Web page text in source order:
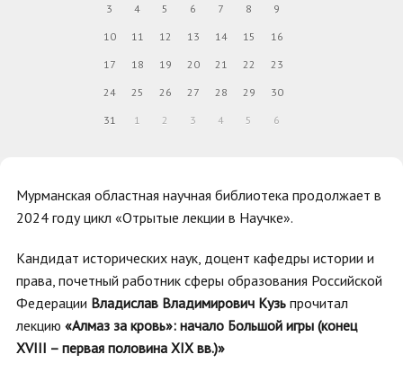
Мурманская областная научная библиотека продолжает в
2024 году цикл «Отрытые лекции в Научке».
Кандидат исторических наук, доцент кафедры истории и
права, почетный работник сферы образования Российской
Федерации Владислав Владимирович Кузь прочитал
лекцию «Алмаз за кровь»: начало Большой игры (конец
XVIII – первая половина XIX вв.)»
3 4 5 6 7 8 9
10 11 12 13 14 15 16
17 18 19 20 21 22 23
24 25 26 27 28 29 30
31 1 2 3 4 5 6